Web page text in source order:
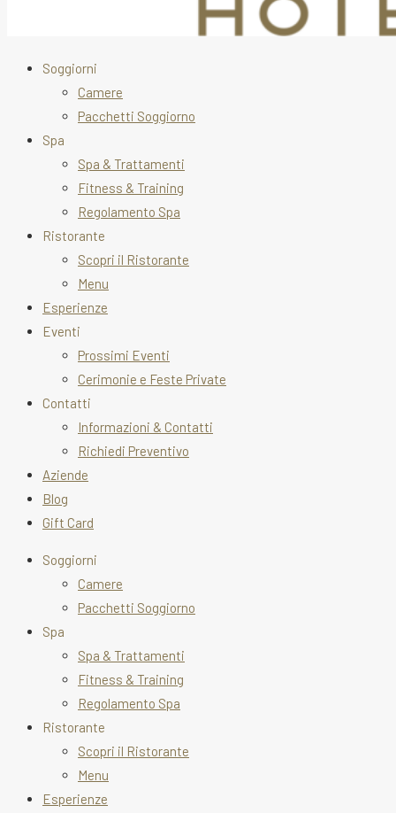
Soggiorni
Camere
Pacchetti Soggiorno
Spa
Spa & Trattamenti
Fitness & Training
Regolamento Spa
Ristorante
Scopri il Ristorante
Menu
Esperienze
Eventi
Prossimi Eventi
Cerimonie e Feste Private
Contatti
Informazioni & Contatti
Richiedi Preventivo
Aziende
Blog
Gift Card
Soggiorni
Camere
Pacchetti Soggiorno
Spa
Spa & Trattamenti
Fitness & Training
Regolamento Spa
Ristorante
Scopri il Ristorante
Menu
Esperienze